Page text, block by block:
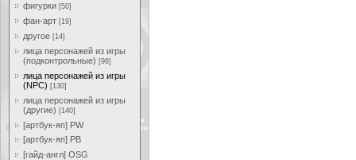
фигурки [50]
фан-арт [19]
другое [14]
лица персонажей из игры
(подконтрольные) [98]
лица персонажей из игры
(NPC) [130]
лица персонажей из игры
(другие) [140]
[артбук-яп] PW
[артбук-яп] PB
[гайд-англ] OSG